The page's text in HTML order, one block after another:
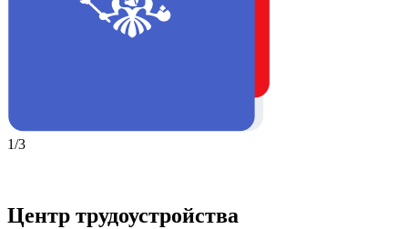
1/3
Центр трудоустройства